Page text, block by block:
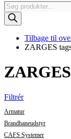
Products
search
Tilbage til
ZARGES
Filtrér
Armatur
Brandhaneudstyr
CAFS Systemer